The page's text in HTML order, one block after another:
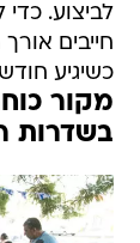
לביצוע.
חייבים
כשיגיע
מקור
בשדרות